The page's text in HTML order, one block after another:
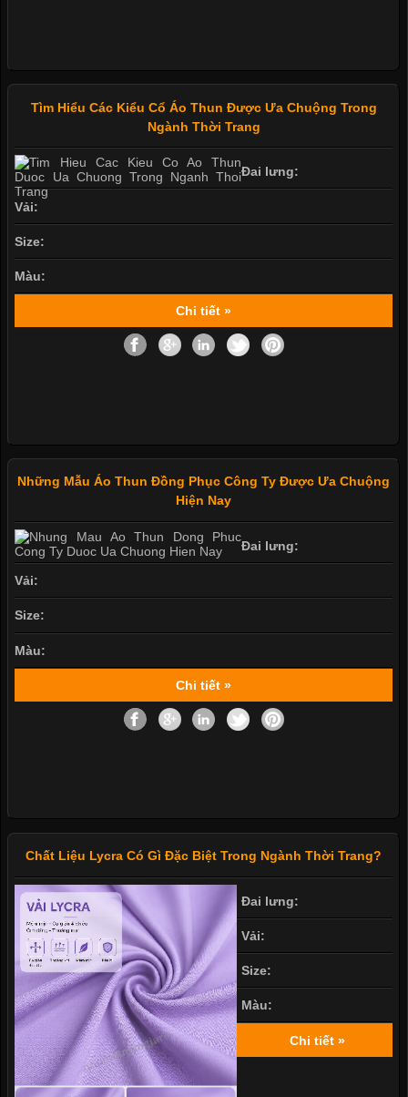
Tìm Hiểu Các Kiểu Cổ Áo Thun Được Ưa Chuộng Trong
Ngành Thời Trang
Đai lưng:
Vải:
Size:
Màu:
Chi tiết »
Những Mẫu Áo Thun Đồng Phục Công Ty Được Ưa Chuộng
Hiện Nay
Đai lưng:
Vải:
Size:
Màu:
Chi tiết »
Chất Liệu Lycra Có Gì Đặc Biệt Trong Ngành Thời Trang?
Đai lưng:
Vải:
Size:
Màu:
Chi tiết »